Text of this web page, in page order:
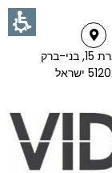
ברק
ישראל